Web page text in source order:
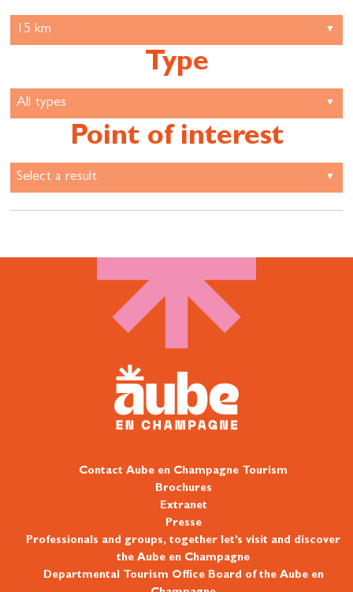
Type
Point of interest
Contact Aube en Champagne Tourism
Brochures
Extranet
Presse
Professionals and groups, together let’s visit and discover
the Aube en Champagne
Departmental Tourism Office Board of the Aube en